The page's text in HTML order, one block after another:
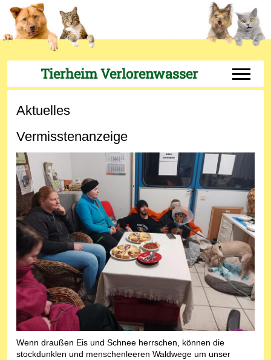
Tierheim Verlorenwasser Off-
Aktuelles
Vermisstenanzeige
Wenn draußen Eis und Schnee herrschen, können die
stockdunklen und menschenleeren Waldwege um unser